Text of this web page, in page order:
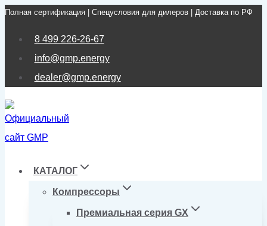
Перейти
Полная сертификация | Спецусловия для дилеров | Доставка по РФ
8 499 226-26-67
info@gmp.energy
dealer@gmp.energy
КАТАЛОГ
Компрессоры
Премиальная серия GX